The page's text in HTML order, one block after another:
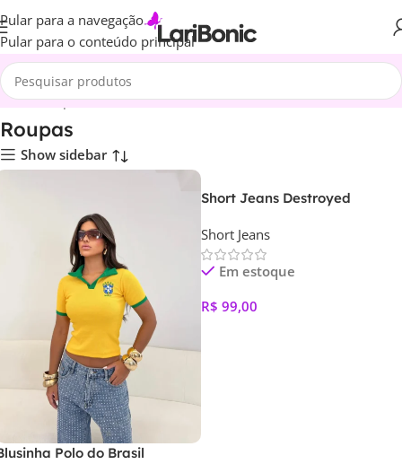
Pular para a navegação
Pular para o conteúdo principal
Início Roupas
Roupas
Show sidebar
Polo do Brasil
Short Jeans Destroyed
Short Jeans
Em estoque
R$ 99,00